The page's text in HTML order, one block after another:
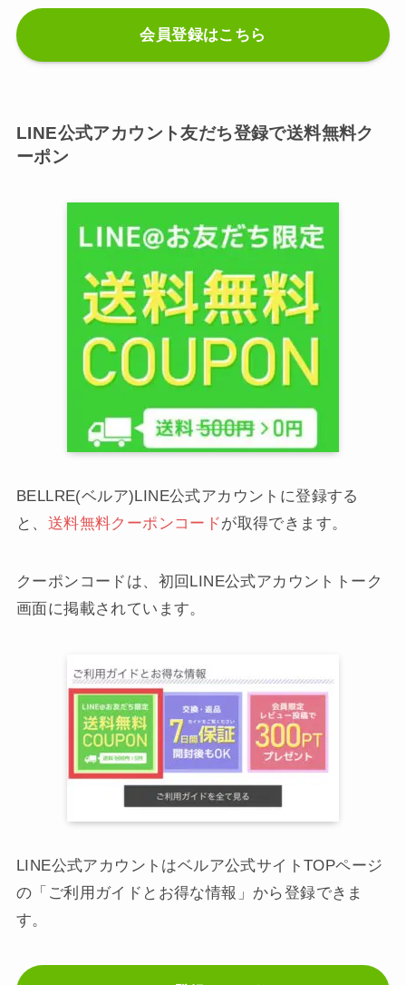
会員登録はこちら
LINE公式アカウント友だち登録で送料無料ク
ーポン
BELLRE(ベルア)LINE公式アカウントに登録する
と、 送料無料クーポンコードが取得できます。
クーポンコードは、初回LINE公式アカウントトーク
画面に掲載されています。
LINE公式アカウントはベルア公式サイトTOPページ
の「ご利用ガイドとお得な情報」から登録できま
す。